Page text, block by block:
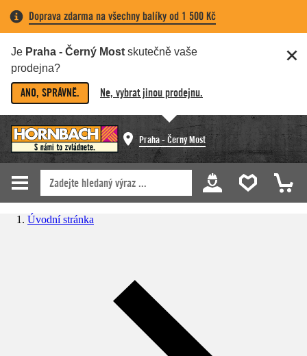
Doprava zdarma na všechny balíky od 1 500 Kč
Je Praha - Černý Most skutečně vaše
prodejna?
ANO, SPRÁVNĚ. Ne, vybrat jinou prodejnu.
Praha - Černý Most
Úvodní stránka